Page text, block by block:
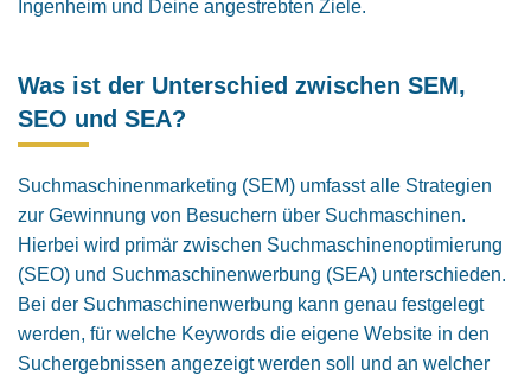
Ingenheim und Deine angestrebten Ziele.
Was ist der Unterschied zwischen SEM,
SEO und SEA?
Suchmaschinenmarketing (SEM) umfasst alle Strategien
zur Gewinnung von Besuchern über Suchmaschinen.
Hierbei wird primär zwischen Suchmaschinenoptimierung
(SEO) und Suchmaschinenwerbung (SEA) unterschieden.
Bei der Suchmaschinenwerbung kann genau festgelegt
werden, für welche Keywords die eigene Website in den
Suchergebnis­sen angezeigt werden soll und an welcher